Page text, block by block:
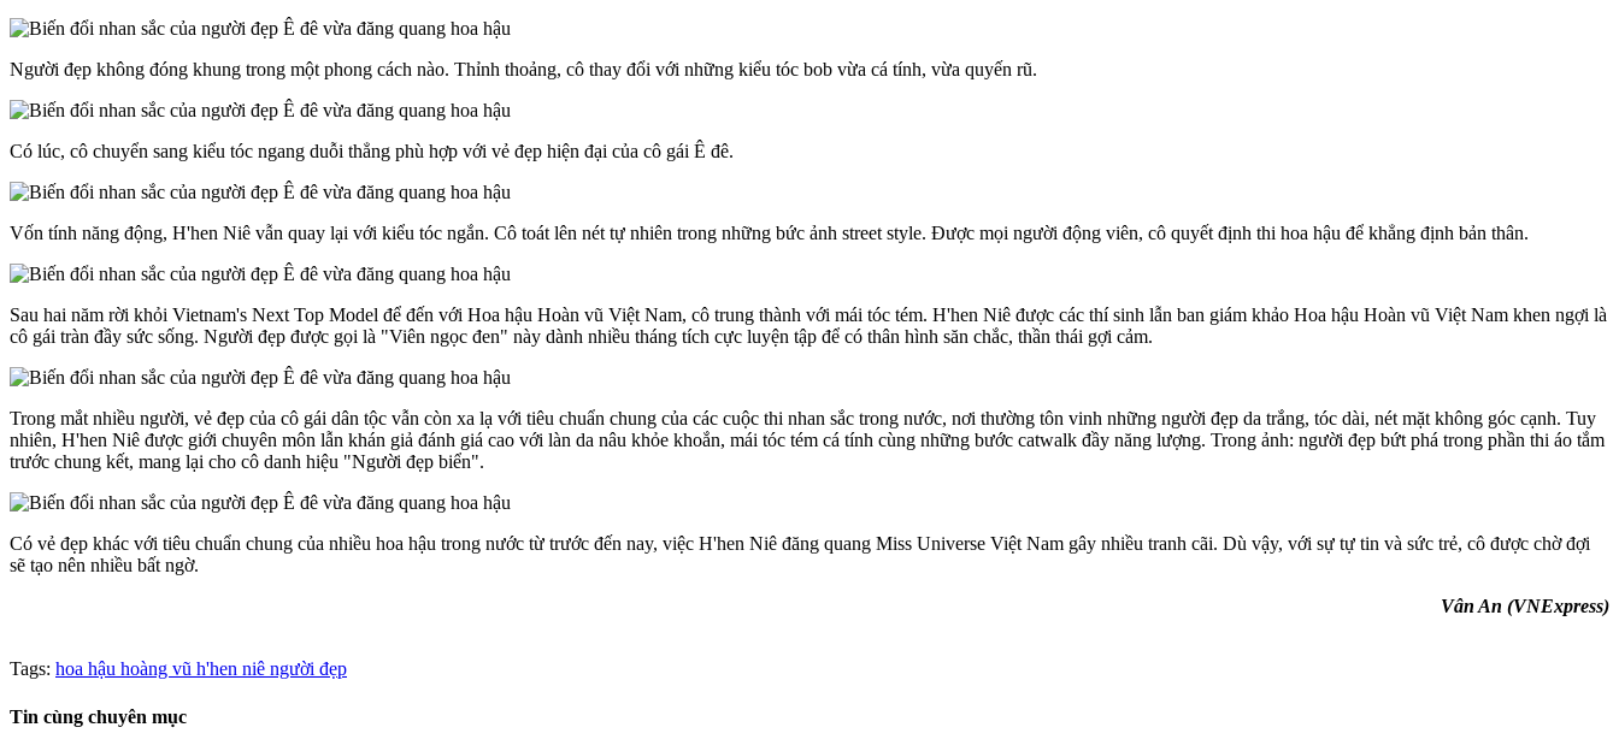
Người đẹp không đóng khung trong một phong cách nào. Thỉnh thoảng, cô thay đổi với những kiểu tóc bob vừa cá tính, vừa quyến rũ.
Có lúc, cô chuyển sang kiểu tóc ngang duỗi thẳng phù hợp với vẻ đẹp hiện đại của cô gái Ê đê.
Vốn tính năng động, H'hen Niê vẫn quay lại với kiểu tóc ngắn. Cô toát lên nét tự nhiên trong những bức ảnh street style. Được mọi người động viên, cô quyết định thi hoa hậu để khẳng định bản thân.
Sau hai năm rời khỏi Vietnam's Next Top Model để đến với Hoa hậu Hoàn vũ Việt Nam, cô trung thành với mái tóc tém. H'hen Niê được các thí sinh lẫn ban giám khảo Hoa hậu Hoàn vũ Việt Nam khen ngợi là
cô gái tràn đầy sức sống. Người đẹp được gọi là "Viên ngọc đen" này dành nhiều tháng tích cực luyện tập để có thân hình săn chắc, thần thái gợi cảm.
Trong mắt nhiều người, vẻ đẹp của cô gái dân tộc vẫn còn xa lạ với tiêu chuẩn chung của các cuộc thi nhan sắc trong nước, nơi thường tôn vinh những người đẹp da trắng, tóc dài, nét mặt không góc cạnh. Tuy
nhiên, H'hen Niê được giới chuyên môn lẫn khán giả đánh giá cao với làn da nâu khỏe khoắn, mái tóc tém cá tính cùng những bước catwalk đầy năng lượng. Trong ảnh: người đẹp bứt phá trong phần thi áo tắm
trước chung kết, mang lại cho cô danh hiệu "Người đẹp biển".
Có vẻ đẹp khác với tiêu chuẩn chung của nhiều hoa hậu trong nước từ trước đến nay, việc H'hen Niê đăng quang Miss Universe Việt Nam gây nhiều tranh cãi. Dù vậy, với sự tự tin và sức trẻ, cô được chờ đợi
sẽ tạo nên nhiều bất ngờ.
Vân An (VNExpress)
Tags: hoa hậu hoàng vũ h'hen niê người đẹp
Tin cùng chuyên mục